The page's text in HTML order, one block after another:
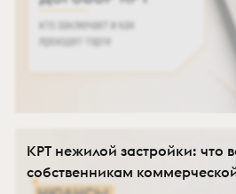
КРТ нежилой застройки: что
собственникам